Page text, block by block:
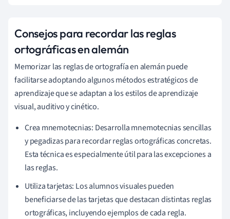
Consejos para recordar las reglas
ortográficas en alemán
Memorizar las reglas de ortografía en alemán puede
facilitarse adoptando algunos métodos estratégicos de
aprendizaje que se adaptan a los estilos de aprendizaje
visual, auditivo y cinético.
Crea mnemotecnias: Desarrolla mnemotecnias sencillas
y pegadizas para recordar reglas ortográficas concretas.
Esta técnica es especialmente útil para las excepciones a
las reglas.
Utiliza tarjetas: Los alumnos visuales pueden
beneficiarse de las tarjetas que destacan distintas reglas
ortográficas, incluyendo ejemplos de cada regla.